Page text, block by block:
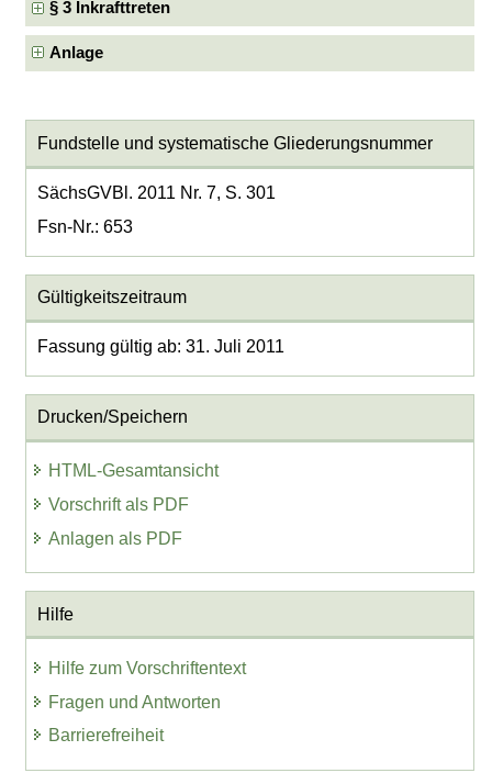
§ 3 Inkrafttreten
Anlage
Fundstelle und systematische Gliederungsnummer
SächsGVBl. 2011 Nr. 7, S. 301
Fsn-Nr.: 653
Gültigkeitszeitraum
Fassung gültig ab: 31. Juli 2011
Drucken/Speichern
HTML-Gesamtansicht
Vorschrift als PDF
Anlagen als PDF
Hilfe
Hilfe zum Vorschriftentext
Fragen und Antworten
Barrierefreiheit